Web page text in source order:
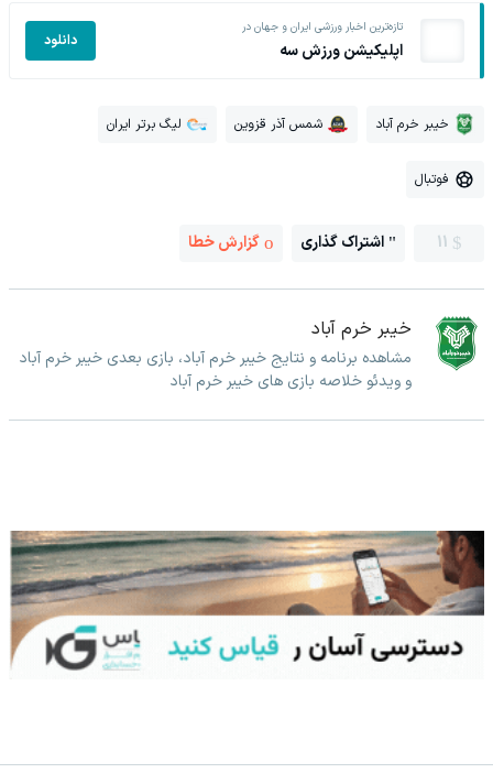
تازه‌ترین اخبار ورزشی ایران و جهان در
اپلیکیشن ورزش سه دانلود
خیبر خرم آباد شمس آذر قزوین لیگ برتر ایران
فوتبال
11 اشتراک گذاری گزارش خطا
خیبر خرم آباد
مشاهده برنامه و نتایج خیبر خرم آباد، بازی بعدی خیبر خرم آباد
و ویدئو خلاصه بازی های خیبر خرم آباد